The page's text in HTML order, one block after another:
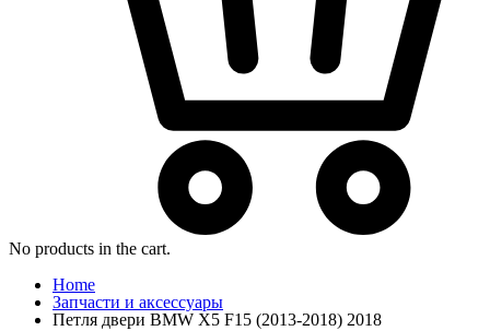
No products in the cart.
Home
Запчасти и аксессуары
Петля двери BMW X5 F15 (2013-2018) 2018